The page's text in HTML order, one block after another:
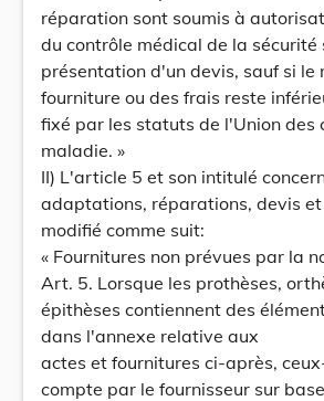
réparation sont soumis à
du contrôle médical de la sécurité
présentation d'un devis, sauf si le
fourniture ou des frais reste
fixé par les statuts de l'Union des
maladie. »
II) L'article 5 et son intitulé
adaptations, réparations, devis
modifié comme suit:
« Fournitures non prévues par la
Art. 5. Lorsque les prothèses,
épithèses contiennent des
dans l'annexe relative aux
actes et fournitures ci-après,
compte par le fournisseur sur